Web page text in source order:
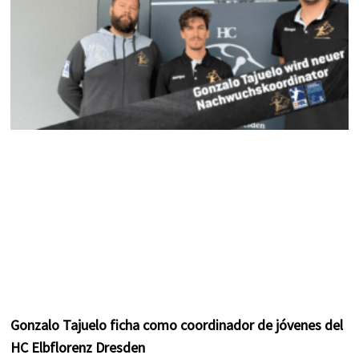
Gonzalo Tajuelo ficha como coordinador de jóvenes del
HC Elbflorenz Dresden